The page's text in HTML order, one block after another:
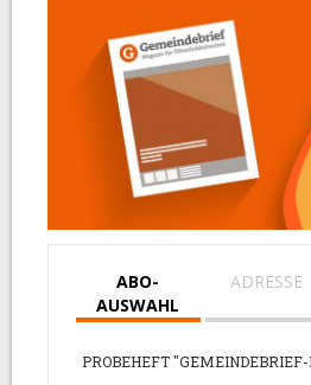
ABO-
AUSWAHL
ADRESSE
PROBEHEFT